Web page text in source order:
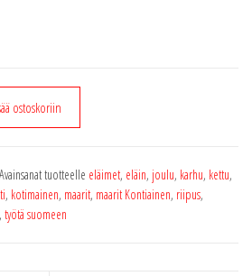
ostoskoriin
Avainsanat tuotteelle eläimet, eläin, joulu, karhu, kettu,
, kotimainen, maarit, maarit Kontiainen, riipus,
, työtä suomeen